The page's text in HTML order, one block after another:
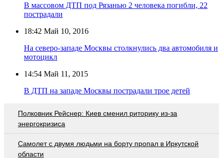
В массовом ДТП под Рязанью 2 человека погибли, 22
пострадали
18:42 Май 10, 2016
На северо-западе Москвы столкнулись два автомобиля и
мотоцикл
14:54 Май 11, 2015
В ДТП на западе Москвы пострадали трое детей
Полковник Рейснер: Киев сменил риторику из-за
энергокризиса
Самолет с двумя людьми на борту пропал в Иркутской
области